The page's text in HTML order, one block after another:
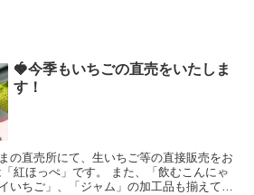
🍓今季もいちごの直売をいたしま
す！
の直売所にて、生いちご等の直接販売をお
紅ほっぺ」です。 また、「飲むこんにゃ
いちご」、「ジャム」の加工品も揃えてお